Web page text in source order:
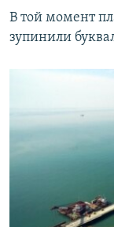
В той момент
зупинили